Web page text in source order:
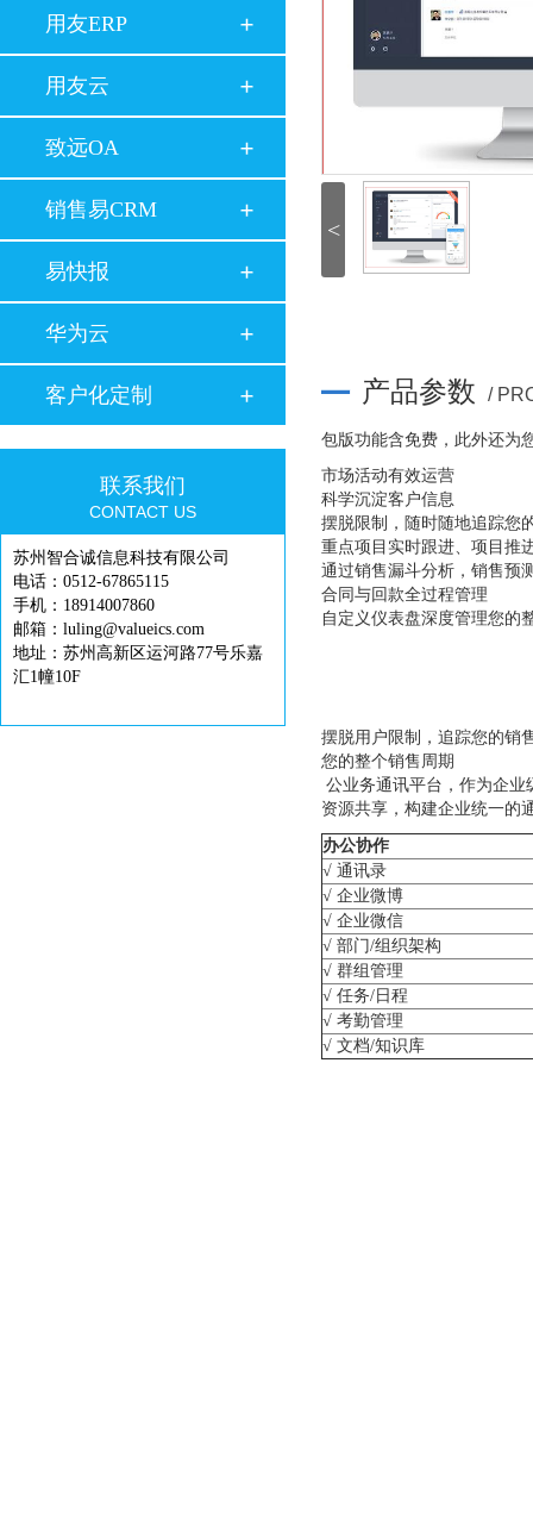
用友ERP
用友云
致远OA
销售易CRM
易快报
华为云
客户化定制
联系我们
CONTACT US
苏州智合诚信息科技有限公司
电话：0512-67865115
手机：18914007860
邮箱：luling@valueics.com
地址：苏州高新区运河路77号乐嘉
汇1幢10F
<
产品参数 /
包版功能含免费，此外还为
市场活动有效运营
科学沉淀客户信息
摆脱限制，随时随地追踪您
重点项目实时跟进、项目推
通过销售漏斗分析，销售预
合同与回款全过程管理
自定义仪表盘深度管理您的
摆脱用户限制，追踪您的销
您的整个销售周期
公业务通讯平台，作为企
资源共享，构建企业统一的
办公协作
√ 通讯录
√ 企业微博
√ 企业微信
√ 部门/组织架构
√ 群组管理
√ 任务/日程
√ 考勤管理
√ 文档/知识库